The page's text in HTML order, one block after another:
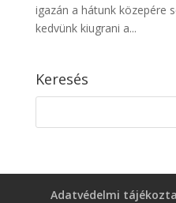
igazán a hátunk közepére
kedvünk kiugrani a...
Keresés
Adatvédelmi